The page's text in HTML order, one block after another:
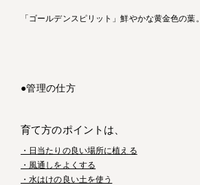
「ゴールデンスピリット」鮮やかな黄金色の葉。
●管理の仕方
育て方のポイントは、
・日当たりの良い場所に植える
・風通しをよくする
・水はけの良い土を使う